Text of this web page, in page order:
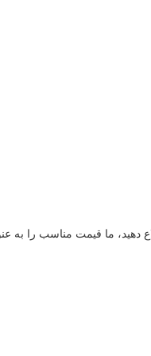
دهید، ما قیمت مناسب را به